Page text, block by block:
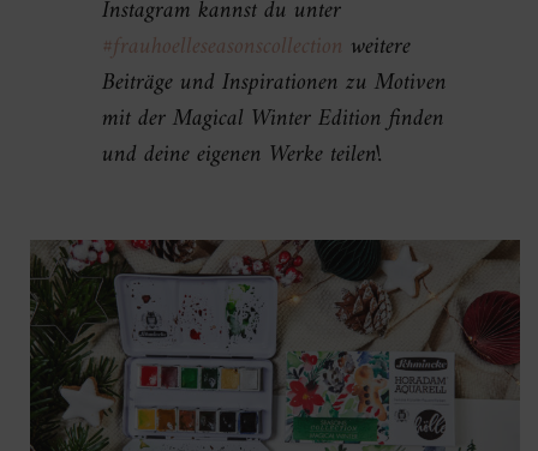
Instagram kannst du unter
#frauhoelleseasonscollection weitere
Beiträge und Inspirationen zu Motiven
mit der Magical Winter Edition finden
und deine eigenen Werke teilen!